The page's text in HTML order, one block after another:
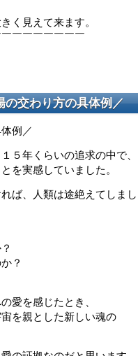
く見えて来ます。
￣￣￣￣￣￣￣
交わり方の具体例／
例／
５年くらいの追求の中で、
を実感していました。
ば、人類は途絶えてしまし
？
愛を感じたとき、
を親とした新しい魂の